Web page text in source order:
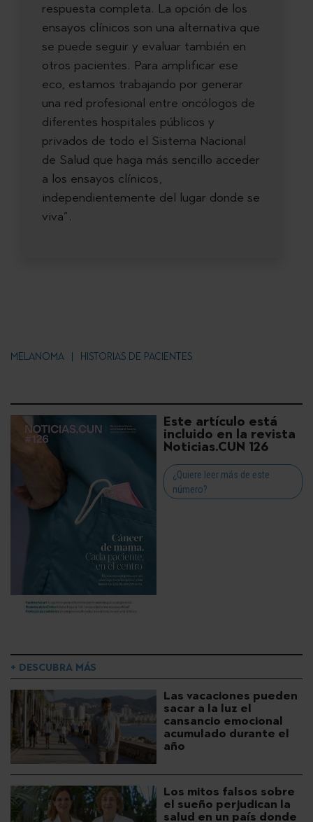
respuesta completa. La opción de los
ensayos clínicos son una alternativa que
se puede seguir y evaluar también en
otros pacientes. Para amplificar ese
eco, estamos trabajando por generar
una red profesional entre oncólogos de
diferentes hospitales públicos y
privados de todo el Sistema Nacional
de Salud que haga más sencillo acceder
a los ensayos clínicos,
independientemente del lugar donde se
viva”.
MELANOMA HISTORIAS DE PACIENTES
Este artículo está
incluido en la revista
Noticias.CUN 126
¿Quiere leer más de este
número?
+ DESCUBRA MÁS
Las vacaciones pueden
sacar a la luz el
cansancio emocional
acumulado durante el
año
Los mitos falsos sobre
el sueño perjudican la
salud en un país donde